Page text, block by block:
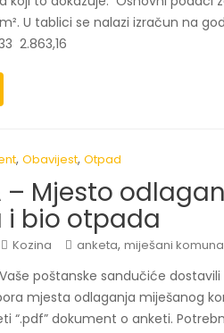
U tablici se nalazi izračun na
2.863,16
, Obavijest, Otpad
– Mjesto
bio otpada
Kozina anketa, miješani
poštanske sandučiće
mjesta odlaganja miješanog
“.pdf” dokument o anketi.